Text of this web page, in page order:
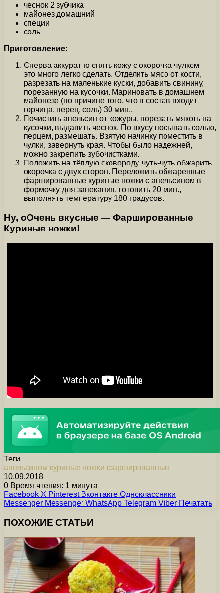
чеснок 2 зубчика
майонез домашний
специи
соль
Приготовление:
Сперва аккуратно снять кожу с окорочка чулком —
это много легко сделать. Отделить мясо от кости,
разрезать на маленькие куски, добавить свинину,
порезанную на кусочки. Мариновать в домашнем
майонезе (по причине того, что в состав входит
горчица, перец, соль) 30 мин..
Почистить апельсин от кожуры, порезать мякоть на
кусочки, выдавить чеснок. По вкусу посыпать солью,
перцем, размешать. Взятую начинку поместить в
чулки, завернуть края. Чтобы было надежней,
можно закрепить зубочистками.
Положить на тёплую сковороду, чуть-чуть обжарить
окорочка с двух сторон. Переложить обжаренные
фаршированные куриные ножки с апельсином в
формочку для запекания, готовить 20 мин.,
выполнять температуру 180 градусов.
Ну, оОчень вкусные — Фаршированные
Куриные ножки!
Теги
апельсином куриные ножки фаршированные
10.09.2018
0 Время чтения: 1 минута
Facebook X Pinterest Вконтакте Одноклассники
Messenger Messenger WhatsApp Telegram Viber Печатать
ПОХОЖИЕ СТАТЬИ